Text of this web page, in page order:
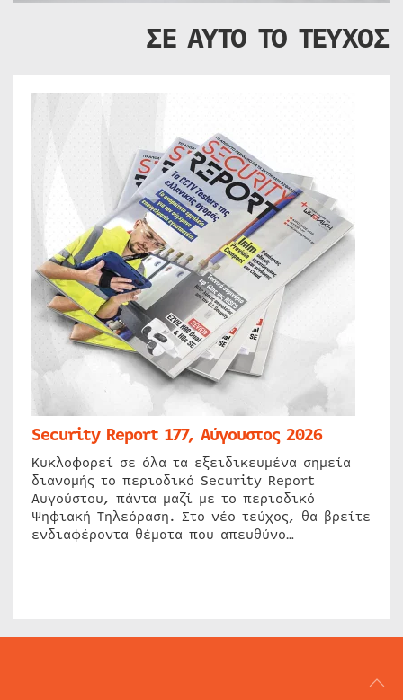
ΣΕ ΑΥΤΟ ΤΟ ΤΕΥΧΟΣ
Security Report 177, Αύγουστος 2026
Κυκλοφορεί σε όλα τα εξειδικευμένα σημεία
διανομής το περιοδικό Security Report
Αυγούστου, πάντα μαζί με το περιοδικό
Ψηφιακή Τηλεόραση. Στο νέο τεύχος, θα βρείτε
ενδιαφέροντα θέματα που απευθύνο…